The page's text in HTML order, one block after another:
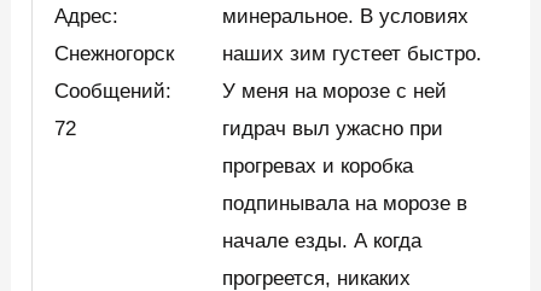
Адрес:
Снежногорск
Сообщений:
72
минеральное. В условиях
наших зим густеет быстро.
У меня на морозе с ней
гидрач выл ужасно при
прогревах и коробка
подпинывала на морозе в
начале езды. А когда
прогреется, никаких